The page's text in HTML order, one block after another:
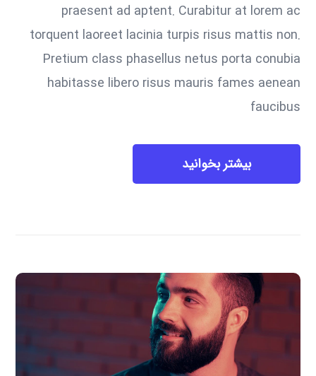
praesent ad aptent. Curabitur at lorem ac
torquent laoreet lacinia turpis risus mattis non.
Pretium class phasellus netus porta conubia
habitasse libero risus mauris fames aenean
faucibus
بیشتر بخوانید